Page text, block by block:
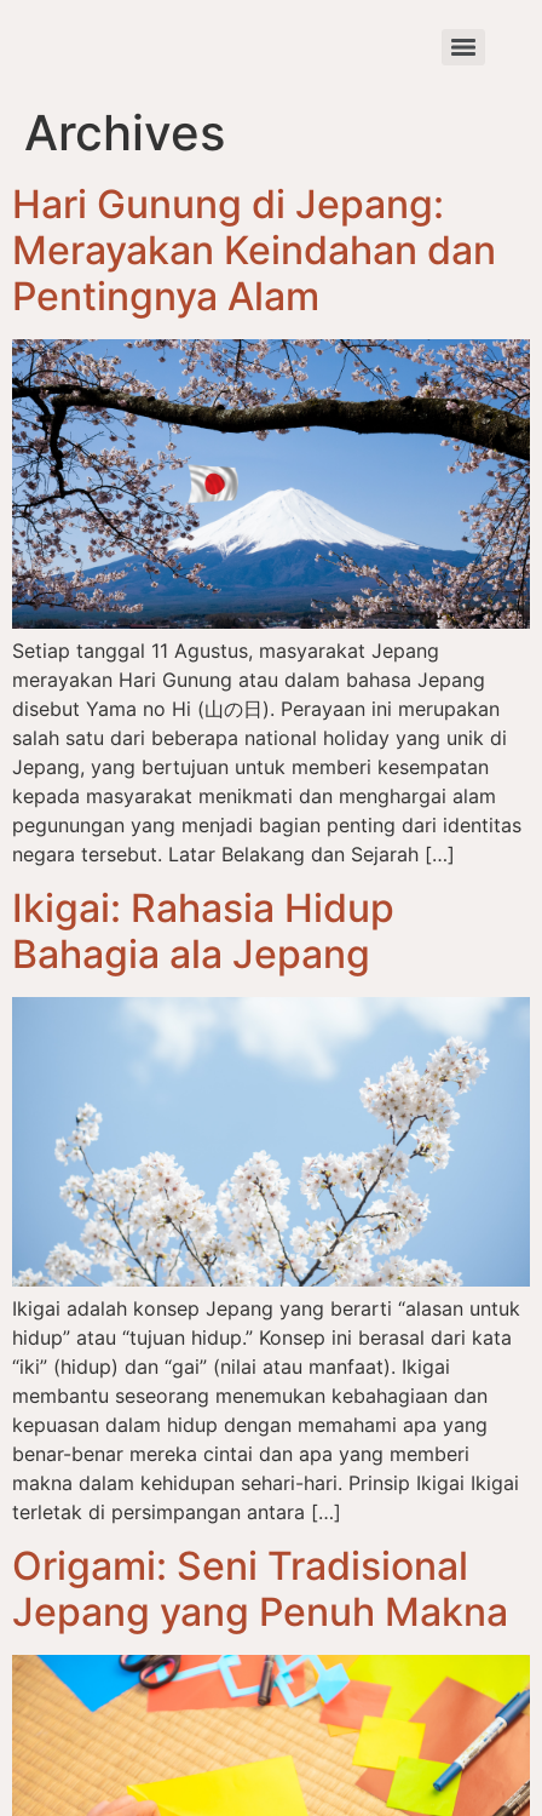
Archives
Hari Gunung di Jepang:
Merayakan Keindahan dan
Pentingnya Alam
Setiap tanggal 11 Agustus, masyarakat Jepang
merayakan Hari Gunung atau dalam bahasa Jepang
disebut Yama no Hi (山の日). Perayaan ini merupakan
salah satu dari beberapa national holiday yang unik di
Jepang, yang bertujuan untuk memberi kesempatan
kepada masyarakat menikmati dan menghargai alam
pegunungan yang menjadi bagian penting dari identitas
negara tersebut. Latar Belakang dan Sejarah […]
Ikigai: Rahasia Hidup
Bahagia ala Jepang
Ikigai adalah konsep Jepang yang berarti “alasan untuk
hidup” atau “tujuan hidup.” Konsep ini berasal dari kata
“iki” (hidup) dan “gai” (nilai atau manfaat). Ikigai
membantu seseorang menemukan kebahagiaan dan
kepuasan dalam hidup dengan memahami apa yang
benar-benar mereka cintai dan apa yang memberi
makna dalam kehidupan sehari-hari. Prinsip Ikigai Ikigai
terletak di persimpangan antara […]
Origami: Seni Tradisional
Jepang yang Penuh Makna